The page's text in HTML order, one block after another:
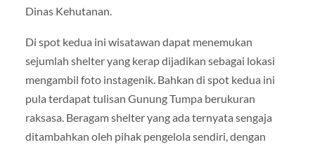
Dinas Kehutanan.
Di spot kedua ini wisatawan dapat menemukan
sejumlah shelter yang kerap dijadikan sebagai lokasi
mengambil foto instagenik. Bahkan di spot kedua ini
pula terdapat tulisan Gunung Tumpa berukuran
raksasa. Beragam shelter yang ada ternyata sengaja
ditambahkan oleh pihak pengelola sendiri, dengan